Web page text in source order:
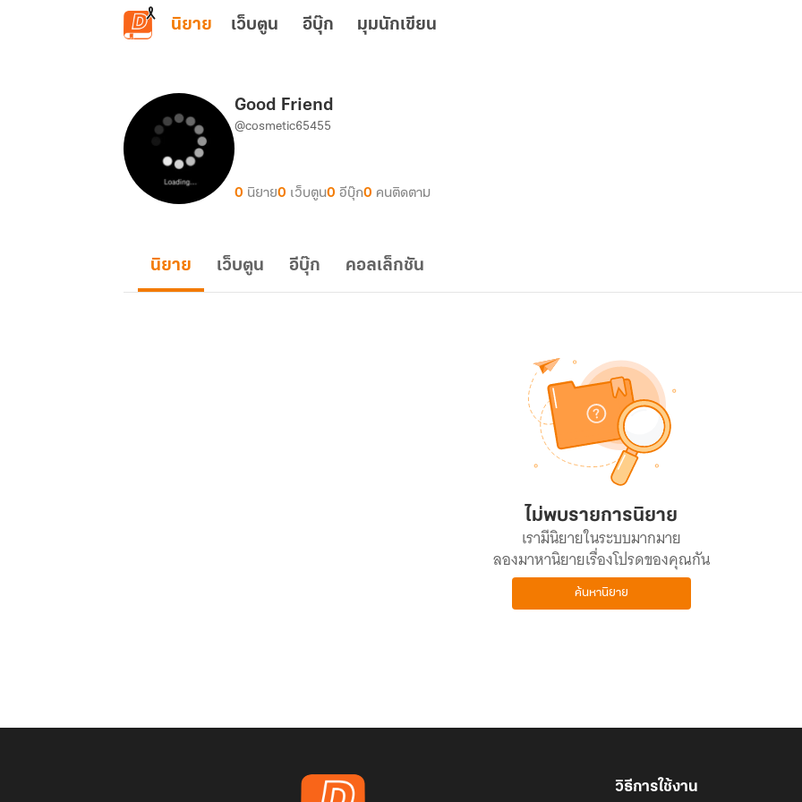
ข้ามไปยังเนื้อหาหลัก
นิยาย เว็บตูน อีบุ๊ก มุมนักเขียน
Good Friend
@cosmetic65455
0 นิยาย0 เว็บตูน0 อีบุ๊ก0 คนติดตาม
นิยาย เว็บตูน อีบุ๊ก คอลเล็กชัน
ไม่พบรายการนิยาย
เรามีนิยายในระบบมากมาย
ลองมาหานิยายเรื่องโปรดของคุณกัน
ค้นหานิยาย
วิธีการใช้งาน